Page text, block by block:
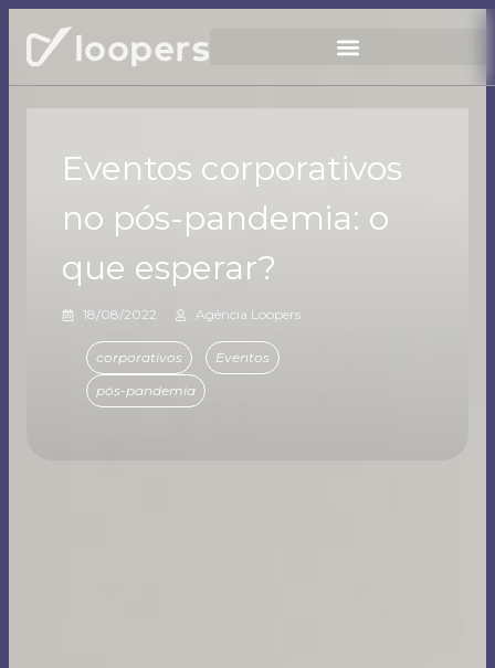
Eventos corporativos
no pós-pandemia: o
que esperar?
18/08/2022 Agência Loopers
corporativos
Eventos
pós-pandemia